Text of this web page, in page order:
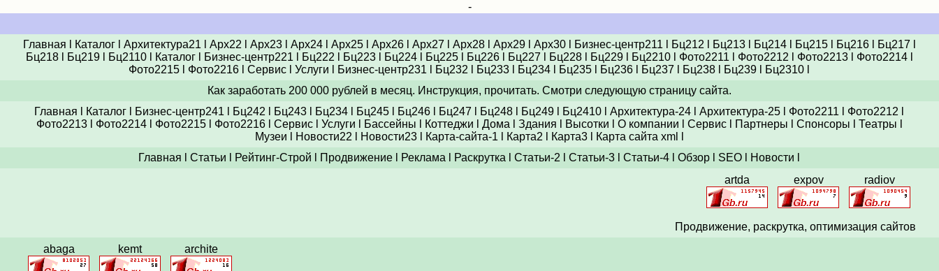
-
Главная Каталогl Архитектура21 Арх22 Арх23l Арх24l Арх25l Арх26l Арх27 Арх28l Арх29l Арх30l Бизнес-центр211 Бц212 Бц213l Бц214l Бц215l Бц216l Бц217
Бц218l Бц219l Бц2110l Каталогl Бизнес-центр221 Бц222 Бц223l Бц224l Бц225l Бц226l Бц227 Бц228l Бц229l Бц2210l Фото2211 Фото2212 Фото2213l Фото2214l
Фото2215
Фото2216 Сервис Услуги Бизнес-центр231 Бц232 Бц233 Бц234 Бц235 Бц236 Бц237 Бц238 Бц239 Бц2310
Как заработать 200 000 рублей в месяц. Инструкция, прочитать. Смотри следующую страницу сайта.
Главная
Каталог Бизнес-центр241 Бц242 Бц243 Бц234 Бц245 Бц246 Бц247 Бц248 Бц249 Бц2410 Архитектура-24 Архитектура-25 Фото2211 Фото2212
Фото2213l Фото2214l Фото2215l Фото2216l Сервисl Услуги Бассейны Коттеджи Дома Здания Высотки О компании Сервисl Партнеры Спонсоры Театры
Музеи
Новости22 Новости23l Карта-сайта-1 Карта2 Карта3l Карта сайта xml
Главная
Статьи Рейтинг-Строй Продвижение Реклама Раскрутка Статьи-2 Статьи-3 Статьи-4 Обзор SEO Новости
artda
expov radiov
Продвижение, раскрутка, оптимизация сайтов
abaga
kemt archite